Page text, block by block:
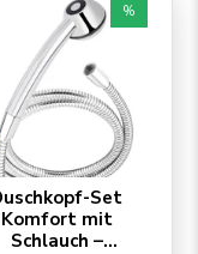
%
Set
Komfort mit
Schlauch –